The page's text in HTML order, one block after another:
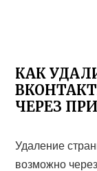
КАК
ЧЕРЕЗ
Удаление
возможно